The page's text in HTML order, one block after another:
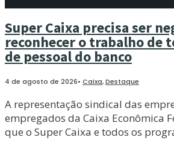
Super Caixa precisa ser
reconhecer o trabalho de
de pessoal do banco
4 de agosto de 2026• Caixa,Destaque
A representação sindical das
empregados da Caixa Econômica
que o Super Caixa e todos os